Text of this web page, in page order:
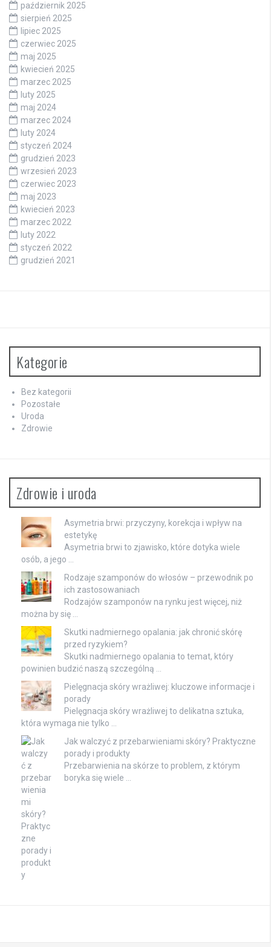
październik 2025
sierpień 2025
lipiec 2025
czerwiec 2025
maj 2025
kwiecień 2025
marzec 2025
luty 2025
maj 2024
marzec 2024
luty 2024
styczeń 2024
grudzień 2023
wrzesień 2023
czerwiec 2023
maj 2023
kwiecień 2023
marzec 2022
luty 2022
styczeń 2022
grudzień 2021
Kategorie
Bez kategorii
Pozostałe
Uroda
Zdrowie
Zdrowie i uroda
Asymetria brwi: przyczyny, korekcja i wpływ na
estetykę
Asymetria brwi to zjawisko, które dotyka wiele
osób, a jego …
Rodzaje szamponów do włosów – przewodnik po
ich zastosowaniach
Rodzajów szamponów na rynku jest więcej, niż
można by się …
Skutki nadmiernego opalania: jak chronić skórę
przed ryzykiem?
Skutki nadmiernego opalania to temat, który
powinien budzić naszą szczególną …
Pielęgnacja skóry wrażliwej: kluczowe informacje i
porady
Pielęgnacja skóry wrażliwej to delikatna sztuka,
która wymaga nie tylko …
Jak walczyć z przebarwieniami skóry? Praktyczne
porady i produkty
Przebarwienia na skórze to problem, z którym
boryka się wiele …